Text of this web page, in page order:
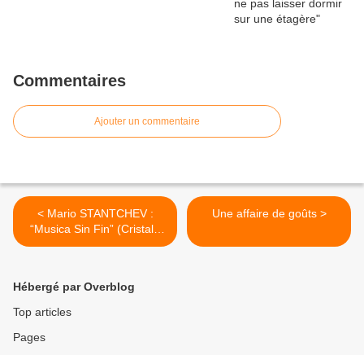
Commentaires
Ajouter un commentaire
< Mario STANTCHEV :
“Musica Sin Fin” (Cristal /
Believe Digital)
Une affaire de goûts >
Hébergé par Overblog
Top articles
Pages